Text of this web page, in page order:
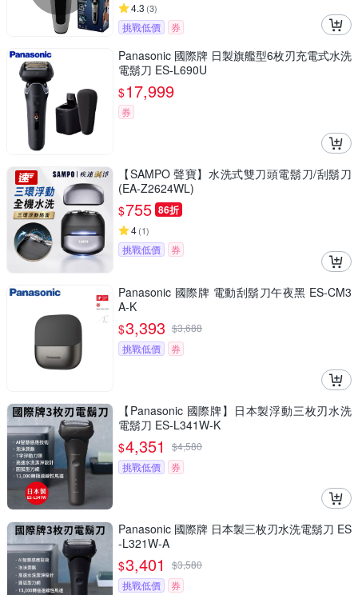
4.3 (3)
挑戰低價 券
Panasonic 國際牌 日製旗艦型6枚刃充電式水洗
電鬍刀 ES-L690U
$17,999
券
【SAMPO 聲寶】水洗式雙刀頭電鬍刀/刮鬍刀
(EA-Z2624WL)
$755 86折
4(1)
挑戰低價 券
Panasonic 國際牌 電動刮鬍刀午夜黑 ES-CM3
A-K
$3,393 $3,688
挑戰低價
券
【Panasonic 國際牌】日本製浮動三枚刃水洗
電鬍刀 ES-L341W-K
$4,351 $4,580
挑戰低價
券
Panasonic 國際牌 日本製三枚刃水洗電鬍刀 ES
-L321W-A
$3,401 $3,580
挑戰低價
券